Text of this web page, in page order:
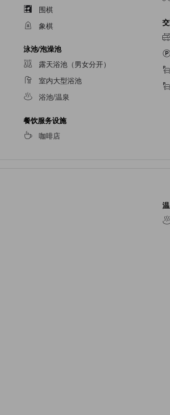
围棋
象棋
泳池/泡澡池
露天浴池（男女分开）
室内大型浴池
浴池/温泉
餐饮服务设施
咖啡店